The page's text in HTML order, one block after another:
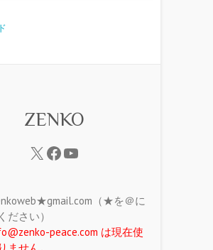
ZENKO
（★を＠に
ださい）
peace.com は現在使